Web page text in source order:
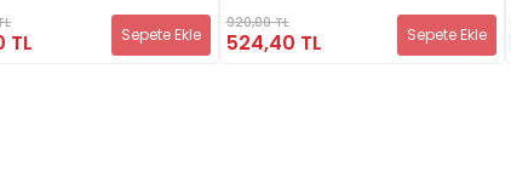
TL Sepete Ekle
920,00 TL
524,40 TL Sepete Ekle